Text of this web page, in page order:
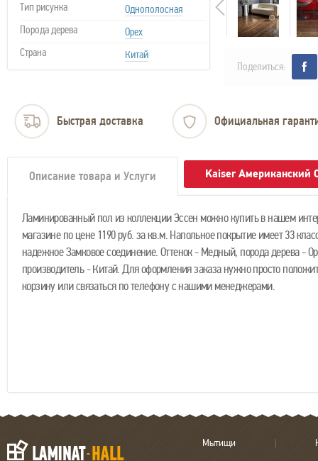
Тип рисунка
Однополосная
Порода дерева
Орех
Страна
Китай
Поделиться:
Быстрая доставка Официальная
Описание товара и Услуги Kaiser Американский
Ламинированный пол из коллекции Эссен можно купить в нашем
магазине по цене 1190 руб. за кв.м. Напольное покрытие имеет 33
надежное Замковое соединение. Оттенок - Медный, порода дерева -
производитель - Китай. Для оформления заказа нужно просто
корзину или связаться по телефону с нашими менеджерами.
Мытищи